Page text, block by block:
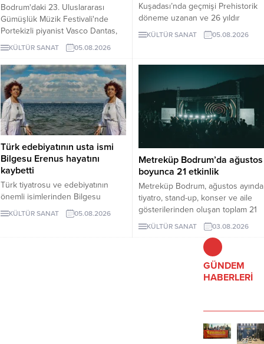
Bodrum'daki 23. Uluslararası
Gümüşlük Müzik Festivali'nde
Portekizli piyanist Vasco Dantas,
Antik Taş Ocağı'nda Fado ezgileri
ve kendi besteleriyle konser
verdi. Festival, 6 ve 8 Ağustos'ta
diğer piyanistlerle devam edecek.
KÜLTÜR SANAT 05.08.2026
Kuşadası’nda geçmişi Prehistorik
döneme uzanan ve 26 yıldır
kesintisiz kazılan Kadıkalesi-Anaia
Höyüğü, UNESCO Dünya Mirası
gelişmeyle birlikte Türkiye’nin
yükseldi.
KÜLTÜR SANAT 05.08.2026
Türk edebiyatının usta ismi
Bilgesu Erenus hayatını
kaybetti
Türk tiyatrosu ve edebiyatının
önemli isimlerinden Bilgesu
Erenus hayatını kaybetti.
KÜLTÜR SANAT 05.08.2026
Metreküp Bodrum’da ağustos
boyunca 21 etkinlik
Metreküp Bodrum, ağustos ayında
tiyatro, stand-up, konser ve aile
gösterilerinden oluşan toplam 21
etkinlikle sanatseverleri
KÜLTÜR SANAT 03.08.2026
GÜNDEM
HABERLERİ